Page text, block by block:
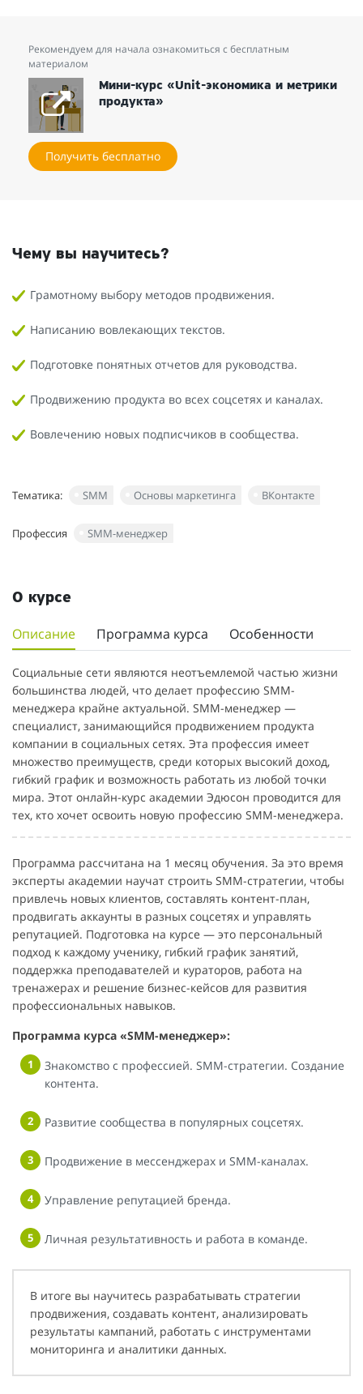
Рекомендуем для начала ознакомиться с бесплатным
материалом
Мини-курс «Unit-экономика и метрики
продукта»
Получить бесплатно
Чему вы научитесь?
Грамотному выбору методов продвижения.
Написанию вовлекающих текстов.
Подготовке понятных отчетов для руководства.
Продвижению продукта во всех соцсетях и каналах.
Вовлечению новых подписчиков в сообщества.
Тематика: SMM Основы маркетинга ВКонтакте
Профессия SMM-менеджер
О курсе
Описание Программа курса Особенности
Социальные сети являются неотъемлемой частью жизни
большинства людей, что делает профессию SMM-
менеджера крайне актуальной. SMM-менеджер —
специалист, занимающийся продвижением продукта
компании в социальных сетях. Эта профессия имеет
множество преимуществ, среди которых высокий доход,
гибкий график и возможность работать из любой точки
мира. Этот онлайн-курс академии Эдюсон проводится для
тех, кто хочет освоить новую профессию SMM-менеджера.
Программа рассчитана на 1 месяц обучения. За это время
эксперты академии научат строить SMM-стратегии, чтобы
привлечь новых клиентов, составлять контент-план,
продвигать аккаунты в разных соцсетях и управлять
репутацией. Подготовка на курсе — это персональный
подход к каждому ученику, гибкий график занятий,
поддержка преподавателей и кураторов, работа на
тренажерах и решение бизнес-кейсов для развития
профессиональных навыков.
Программа курса «SMM-менеджер»:
Знакомство с профессией. SMM-стратегии. Создание
контента.
Развитие сообщества в популярных соцсетях.
Продвижение в мессенджерах и SMM-каналах.
Управление репутацией бренда.
Личная результативность и работа в команде.
В итоге вы научитесь разрабатывать стратегии
продвижения, создавать контент, анализировать
результаты кампаний, работать с инструментами
мониторинга и аналитики данных.